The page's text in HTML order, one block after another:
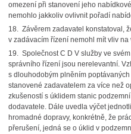
omezení při stanovení jeho
nemohlo jakkoliv ovlivnit pořadí
18. Závěrem zadavatel konstatoval,
v zadávacím řízení nemohl mít vliv
19. Společnost C D V služby ve
správního řízení jsou nerelevantní.
s dlouhodobým plněním
stanovené zadavatelem za více než
zkušeností s úklidem stanic
dodavatele. Dále uvedla výčet
hromadné dopravy, konkrétně, že
přerušení, jedná se o úklid v